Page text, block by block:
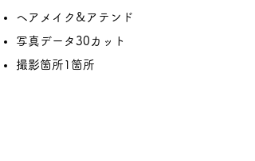
ヘアメイク&アテンド
写真データ30カット
撮影箇所1箇所